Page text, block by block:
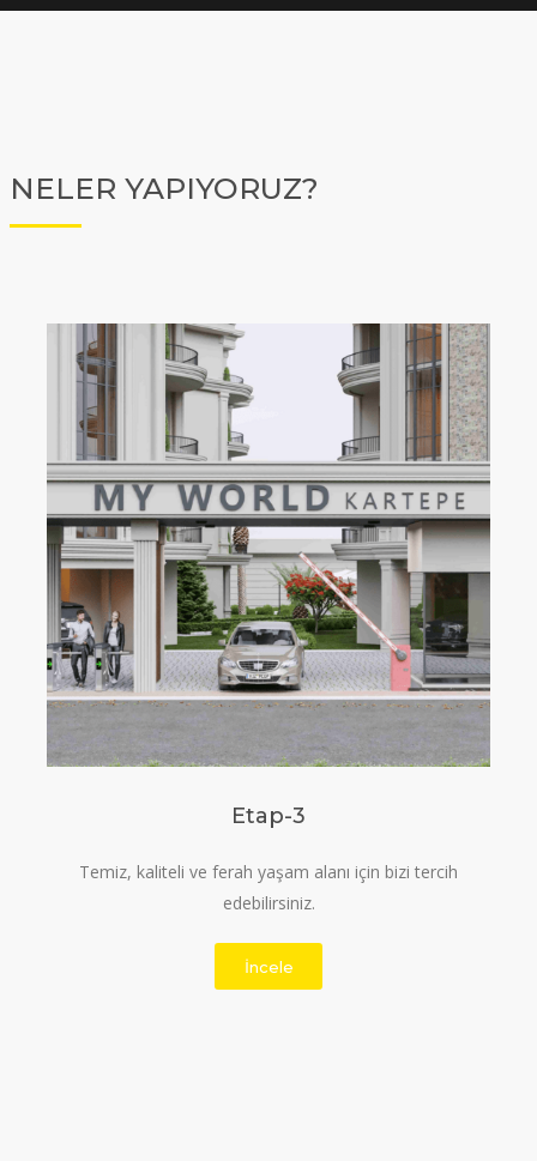
NELER YAPIYORUZ?
Etap-3
Temiz, kaliteli ve ferah yaşam alanı için bizi tercih
edebilirsiniz.
İncele